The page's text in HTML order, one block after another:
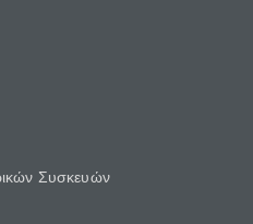
Συσκευών